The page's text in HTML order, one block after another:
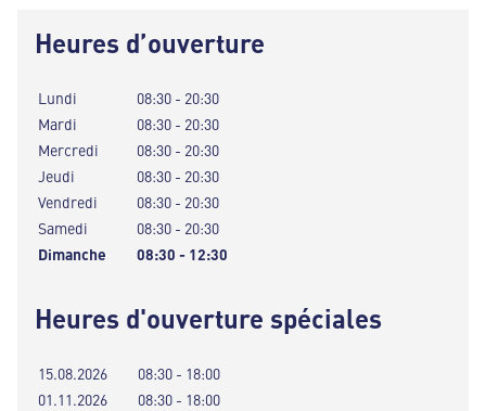
Heures d’ouverture
Lundi
08:30 - 20:30
Mardi
08:30 - 20:30
Mercredi
08:30 - 20:30
Jeudi
08:30 - 20:30
Vendredi
08:30 - 20:30
Samedi
08:30 - 20:30
Dimanche
08:30 - 12:30
Heures d'ouverture spéciales
15.08.2026
08:30 - 18:00
01.11.2026
08:30 - 18:00